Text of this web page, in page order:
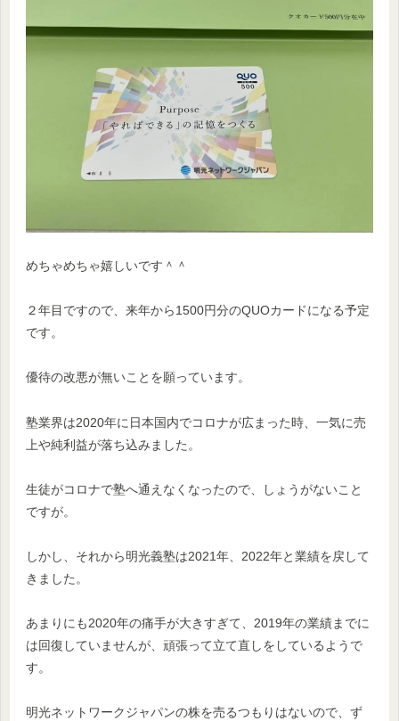
めちゃめちゃ嬉しいです＾＾
２年目ですので、来年から1500円分のQUOカードになる予定
です。
優待の改悪が無いことを願っています。
塾業界は2020年に日本国内でコロナが広まった時、一気に売
上や純利益が落ち込みました。
生徒がコロナで塾へ通えなくなったので、しょうがないこと
ですが。
しかし、それから明光義塾は2021年、2022年と業績を戻して
きました。
あまりにも2020年の痛手が大きすぎて、2019年の業績までに
は回復していませんが、頑張って立て直しをしているようで
す。
明光ネットワークジャパンの株を売るつもりはないので、ず